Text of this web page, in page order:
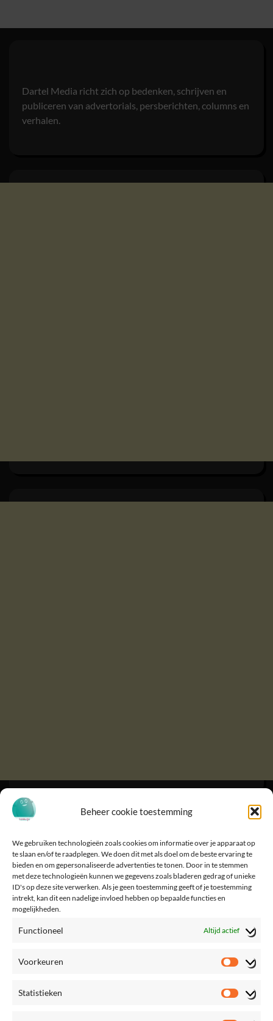
Beheer cookie toestemming
We gebruiken technologieën zoals cookies om informatie over je apparaat op
te slaan en/of te raadplegen. We doen dit met als doel om de beste ervaring te
bieden en om gepersonaliseerde advertenties te tonen. Door in te stemmen
met deze technologieën kunnen we gegevens zoals bladeren gedrag of unieke
ID's op deze site verwerken. Als je geen toestemming geeft of je toestemming
intrekt, kan dit een nadelige invloed hebben op bepaalde functies en
mogelijkheden.
Functioneel Altijd actief
Voorkeuren
Statistieken
Dartel Media richt zich op bedenken, schrijven en
publiceren van advertorials, persberichten, columns en
verhalen.